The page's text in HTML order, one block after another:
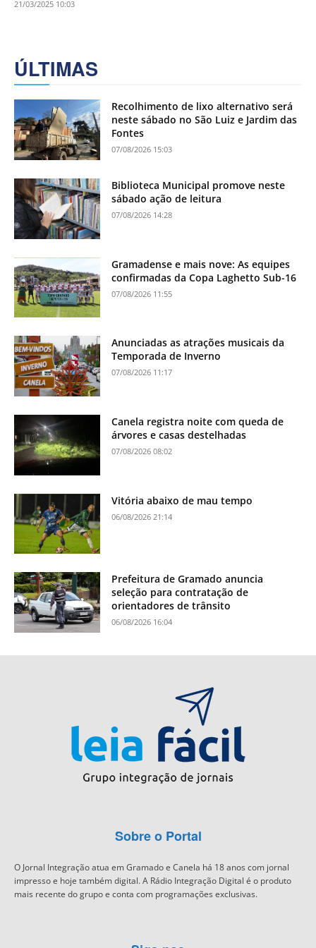
21/03/2025 10:03
ÚLTIMAS
Recolhimento de lixo alternativo será
neste sábado no São Luiz e Jardim das
Fontes
07/08/2026 15:03
Biblioteca Municipal promove neste
sábado ação de leitura
07/08/2026 14:28
Gramadense e mais nove: As equipes
confirmadas da Copa Laghetto Sub-16
07/08/2026 11:55
Anunciadas as atrações musicais da
Temporada de Inverno
07/08/2026 11:17
Canela registra noite com queda de
árvores e casas destelhadas
07/08/2026 08:02
Vitória abaixo de mau tempo
06/08/2026 21:14
Prefeitura de Gramado anuncia
seleção para contratação de
orientadores de trânsito
06/08/2026 16:04
Sobre o Portal
O Jornal Integração atua em Gramado e Canela há 18 anos com jornal
impresso e hoje também digital. A Rádio Integração Digital é o produto
mais recente do grupo e conta com programações exclusivas.